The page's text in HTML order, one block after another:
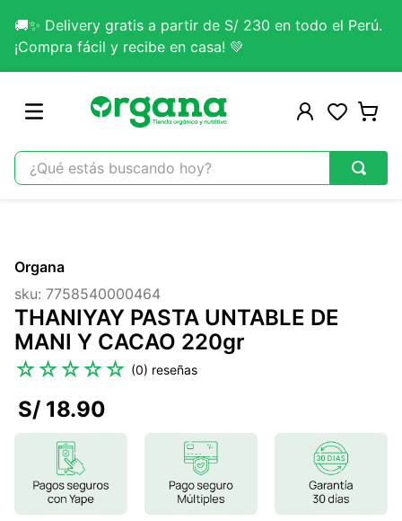
🚚✨ Delivery gratis a partir de S/ 230 en todo el Perú.
¡Compra fácil y recibe en casa! 💚
¿Qué estás buscando hoy?
2.
citrato magnesio
3.
colageno
.
kefir
5 .
glicinato magnesio
magnesio
9.
stevia
Organa
sku: 7758540000464
THANIYAY PASTA UNTABLE DE
MANI Y CACAO 220gr
☆☆☆☆☆ (0)
S/ 18.90